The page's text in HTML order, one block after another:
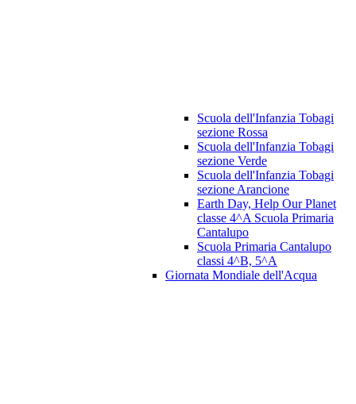
Scuola dell'Infanzia Tobagi
sezione Rossa
Scuola dell'Infanzia Tobagi
sezione Verde
Scuola dell'Infanzia Tobagi
sezione Arancione
Earth Day, Help Our Planet
classe 4^A Scuola Primaria
Cantalupo
Scuola Primaria Cantalupo
classi 4^B, 5^A
Giornata Mondiale dell'Acqua